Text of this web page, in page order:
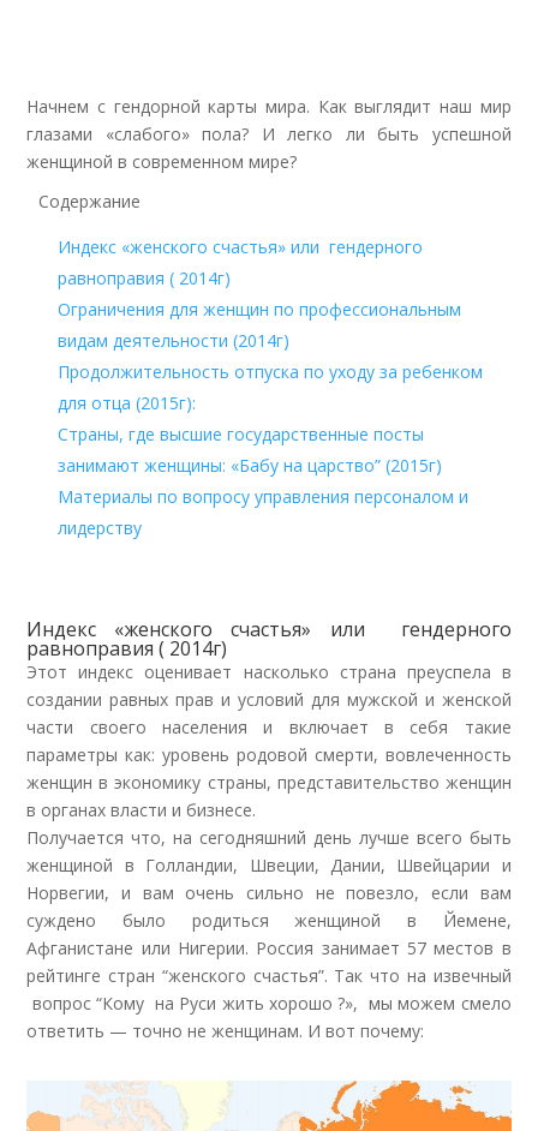
Начнем с гендорной карты мира. Как выглядит наш мир
глазами «слабого» пола? И легко ли быть успешной
женщиной в современном мире?
Содержание
Индекс «женского счастья» или гендерного
равноправия ( 2014г)
Ограничения для женщин по профессиональным
видам деятельности (2014г)
Продолжительность отпуска по уходу за ребенком
для отца (2015г):
Страны, где высшие государственные посты
занимают женщины: «Бабу на царство” (2015г)
Материалы по вопросу управления персоналом и
лидерству
Индекс «женского счастья» или гендерного
равноправия ( 2014г)
Этот индекс оценивает насколько страна преуспела в
создании равных прав и условий для мужской и женской
части своего населения и включает в себя такие
параметры как: уровень родовой смерти, вовлеченность
женщин в экономику страны, представительство женщин
в органах власти и бизнесе.
Получается что, на сегодняшний день лучше всего быть
женщиной в Голландии, Швеции, Дании, Швейцарии и
Норвегии, и вам очень сильно не повезло, если вам
суждено было родиться женщиной в Йемене,
Афганистане или Нигерии. Россия занимает 57 местов в
рейтинге стран “женского счастья”. Так что на извечный
вопрос “Кому на Руси жить хорошо ?», мы можем смело
ответить — точно не женщинам. И вот почему: